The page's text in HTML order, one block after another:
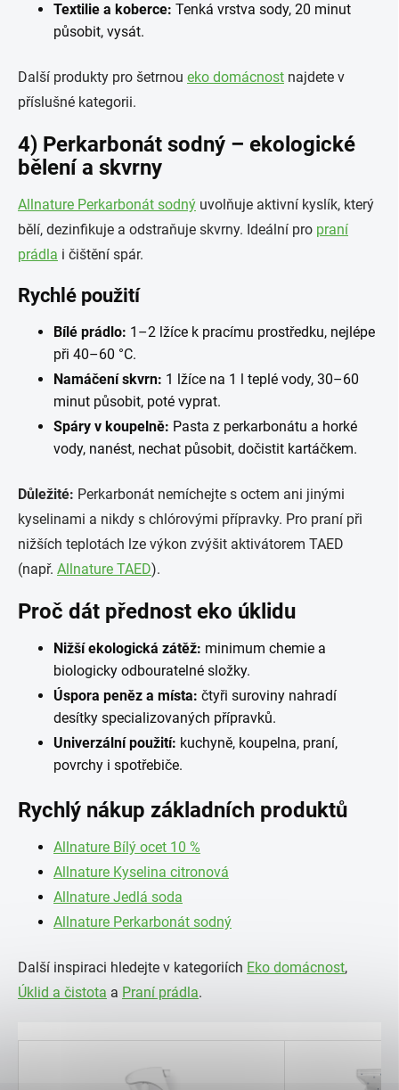
Textilie a koberce: Tenká vrstva sody, 20 minut
působit, vysát.
Další produkty pro šetrnou eko domácnost najdete v
příslušné kategorii.
4) Perkarbonát sodný – ekologické
bělení a skvrny
Allnature Perkarbonát sodný uvolňuje aktivní kyslík, který
bělí, dezinfikuje a odstraňuje skvrny. Ideální pro praní
prádla i čištění spár.
Rychlé použití
Bílé prádlo: 1–2 lžíce k pracímu prostředku, nejlépe
při 40–60 °C.
Namáčení skvrn: 1 lžíce na 1 l teplé vody, 30–60
minut působit, poté vyprat.
Spáry v koupelně: Pasta z perkarbonátu a horké
vody, nanést, nechat působit, dočistit kartáčkem.
Důležité: Perkarbonát nemíchejte s octem ani jinými
kyselinami a nikdy s chlórovými přípravky. Pro praní při
nižších teplotách lze výkon zvýšit aktivátorem TAED
(např. Allnature TAED).
Proč dát přednost eko úklidu
Nižší ekologická zátěž: minimum chemie a
biologicky odbouratelné složky.
Úspora peněz a místa: čtyři suroviny nahradí
desítky specializovaných přípravků.
Univerzální použití: kuchyně, koupelna, praní,
povrchy i spotřebiče.
Rychlý nákup základních produktů
Allnature Bílý ocet 10 %
Allnature Kyselina citronová
Allnature Jedlá soda
Allnature Perkarbonát sodný
Další inspiraci hledejte v kategoriích Eko domácnost,
Úklid a čistota a Praní prádla.